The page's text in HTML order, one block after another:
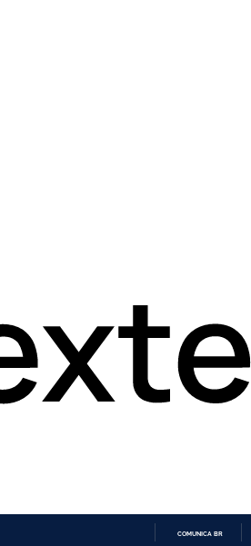
COMUNICA BR